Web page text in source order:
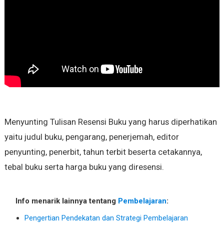
Menyunting Tulisan Resensi Buku yang harus diperhatikan
yaitu judul buku, pengarang, penerjemah, editor
penyunting, penerbit, tahun terbit beserta cetakannya,
tebal buku serta harga buku yang diresensi.
Info menarik lainnya tentang Pembelajaran:
Pengertian Pendekatan dan Strategi Pembelajaran